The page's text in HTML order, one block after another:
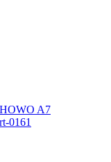
A7
0161